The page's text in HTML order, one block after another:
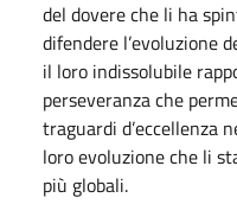
del dovere che li ha
difendere l’evoluzione
il loro indissolubile
perseveranza che
traguardi d’eccellenza
loro evoluzione che li
più globali.